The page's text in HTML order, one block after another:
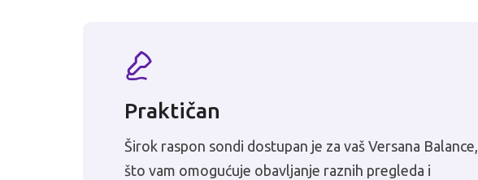
Praktičan
Širok raspon sondi dostupan je za vaš Versana Balance,
što vam omogućuje obavljanje raznih pregleda i